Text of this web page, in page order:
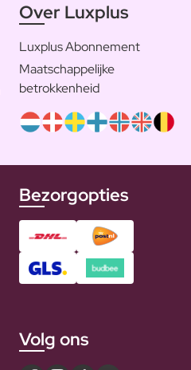
Over Luxplus
Luxplus Abonnement
Maatschappelijke
betrokkenheid
Bezorgopties
Volg ons